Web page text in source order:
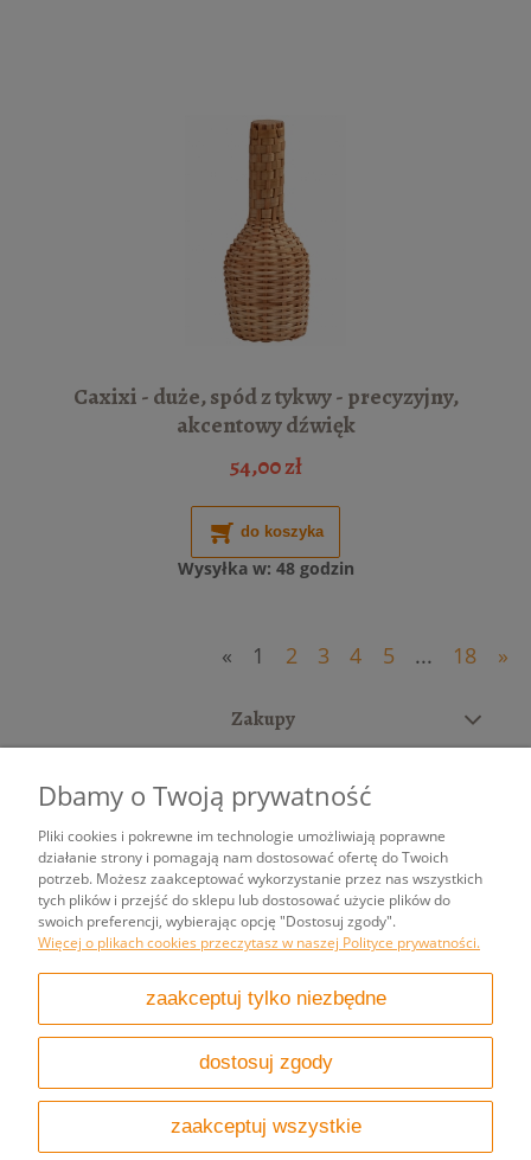
Caxixi - duże, spód z tykwy - precyzyjny,
akcentowy dźwięk
54,00 zł
do koszyka
Wysyłka w: 48 godzin
« 1 2 3 4 5 ... 18 »
Zakupy
Moje konto
Informacje
pokaż pełną wersję strony
Sklep internetowy Shoper.pl
Dbamy o Twoją prywatność
Pliki cookies i pokrewne im technologie umożliwiają poprawne
działanie strony i pomagają nam dostosować ofertę do Twoich
potrzeb. Możesz zaakceptować wykorzystanie przez nas wszystkich
tych plików i przejść do sklepu lub dostosować użycie plików do
swoich preferencji, wybierając opcję "Dostosuj zgody".
Więcej o plikach cookies przeczytasz w naszej Polityce prywatności.
zaakceptuj tylko niezbędne
dostosuj zgody
zaakceptuj wszystkie